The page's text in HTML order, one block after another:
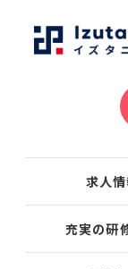
求人
充実の研